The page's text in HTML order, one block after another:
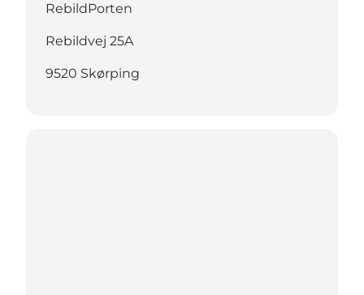
RebildPorten
Rebildvej 25A
9520 Skørping